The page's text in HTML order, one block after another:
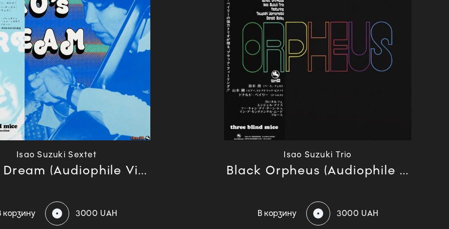
Isao Suzuki Sextet
Dream (Audiophile Vi...
корзину 3000 UAH
Isao Suzuki Trio
Black Orpheus (Audiophile ...
В корзину 3000 UAH